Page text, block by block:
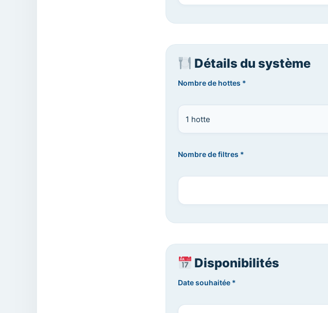
Détails du système
Nombre de hottes *
Nombre de filtres *
Disponibilités
Date souhaitée *